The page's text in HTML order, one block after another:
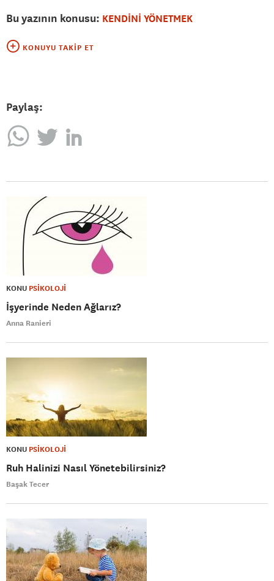
Bu yazının konusu: KENDİNİ YÖNETMEK
KONUYU TAKIP ET
Paylaş:
KONU PSİKOLOJİ
İşyerinde Neden Ağlarız?
Anna Ranieri
KONU PSİKOLOJİ
Ruh Halinizi Nasıl Yönetebilirsiniz?
Başak Tecer